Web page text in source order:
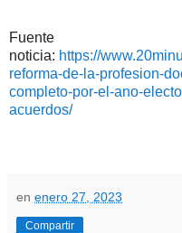
Fuente
noticia: https://
reforma-de-la-profesion-
completo-por-el-ano-
acuerdos/
en enero 27, 2023
Compartir